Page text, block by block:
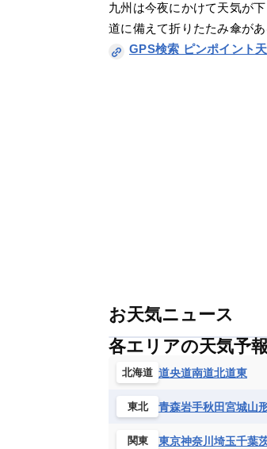
九州は今夜にかけて天気が
道に備えて折りたたみ傘があ
GPS検索 ピンポイント
お天気ニュース
各エリアの天気予報
北海道 道央道南道北道東
東北 青森岩手秋田宮城山
関東 東京神奈川 埼玉千葉